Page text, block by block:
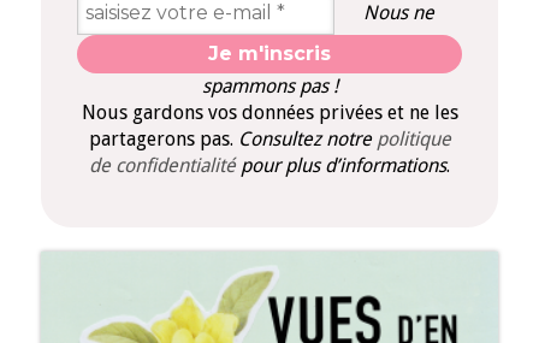
Nous ne
spammons pas !
Nous gardons vos données privées et ne les
partagerons pas. Consultez notre politique
de confidentialité pour plus d’informations.